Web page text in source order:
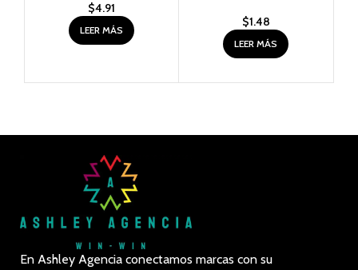
$4.91
LEER MÁS
$1.48
LEER MÁS
En Ashley Agencia conectamos marcas con su